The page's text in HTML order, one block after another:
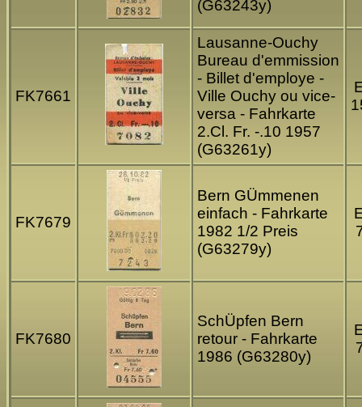
(G63243y)
FK7661
Lausanne-Ouchy
Bureau d'emmission
- Billet d'employe -
Ville Ouchy ou vice-
versa - Fahrkarte
2.Cl. Fr. -.10 1957
(G63261y)
FK7679
Bern GÜmmenen
einfach - Fahrkarte
1982 1/2 Preis
(G63279y)
FK7680
SchÜpfen Bern
retour - Fahrkarte
1986 (G63280y)